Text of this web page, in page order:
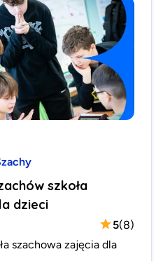
szkoła
dzieci
5(8)
szachowa zajęcia dla